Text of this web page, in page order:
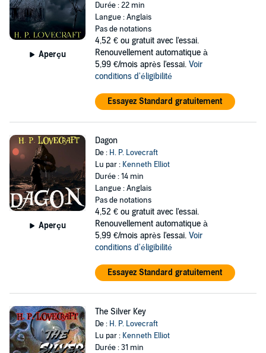
Aperçu
Durée : 22 min
Langue : Anglais
Pas de notations
4,52 € ou gratuit avec l'essai.
Renouvellement automatique à
5,99 €/mois après l'essai. Voir
conditions d'éligibilité
Essayez Standard gratuitement
Aperçu
Dagon
De : H. P. Lovecraft
Lu par : Kenneth Elliot
Durée : 14 min
Langue : Anglais
Pas de notations
4,52 € ou gratuit avec l'essai.
Renouvellement automatique à
5,99 €/mois après l'essai. Voir
conditions d'éligibilité
Essayez Standard gratuitement
The Silver Key
De : H. P. Lovecraft
Lu par : Kenneth Elliot
Durée : 31 min